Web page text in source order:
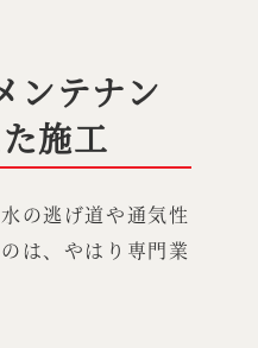
ンテナン
施工
の逃げ道や通気性
は、やはり専門業